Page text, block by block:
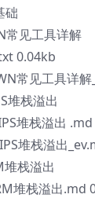
础
见工具详解
0.04kb
常见工具详解
堆栈溢出
堆栈溢出 .md
堆栈溢出
栈溢出
堆栈溢出.md